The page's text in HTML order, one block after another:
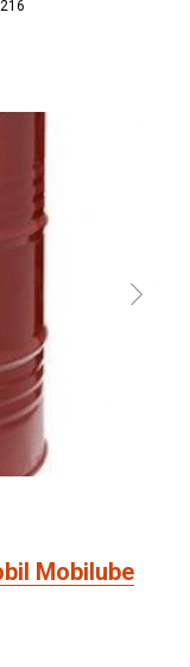
Mobilube